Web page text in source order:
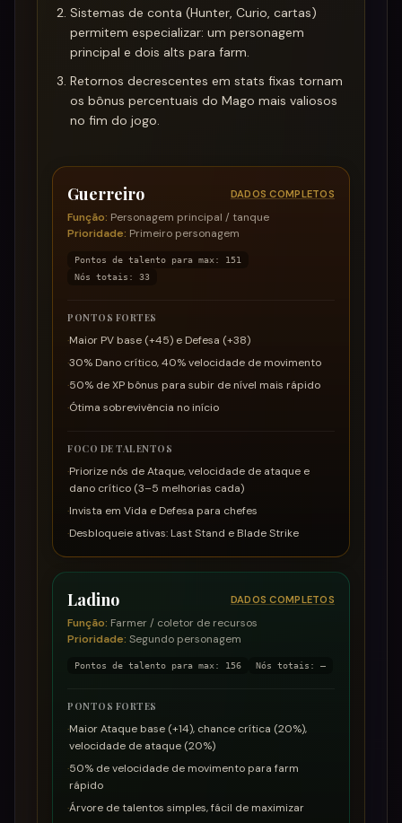
Sistemas de conta (Hunter, Curio, cartas)
permitem especializar: um personagem
principal e dois alts para farm.
Retornos decrescentes em stats fixas tornam
os bônus percentuais do Mago mais valiosos
no fim do jogo.
Guerreiro DADOS COMPLETOS
Função: Personagem principal / tanque
Prioridade: Primeiro personagem
Pontos de talento para max : 151
Nós totais : 33
PONTOS FORTES
·Maior PV base (+45) e Defesa (+38)
·30% Dano crítico, 40% velocidade de movimento
·50% de XP bônus para subir de nível mais rápido
·Ótima sobrevivência no início
FOCO DE TALENTOS
·Priorize nós de Ataque, velocidade de ataque e
dano crítico (3–5 melhorias cada)
·Invista em Vida e Defesa para chefes
·Desbloqueie ativas: Last Stand e Blade Strike
Ladino DADOS COMPLETOS
Função: Farmer / coletor de recursos
Prioridade: Segundo personagem
Pontos de talento para max : 156 Nós totais : —
PONTOS FORTES
·Maior Ataque base (+14), chance crítica (20%),
velocidade de ataque (20%)
·50% de velocidade de movimento para farm
rápido
·Árvore de talentos simples, fácil de maximizar